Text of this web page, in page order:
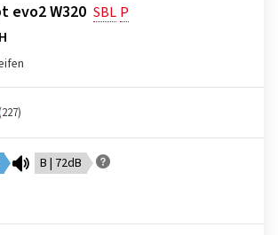
evo2 W320 SBL P
(227)
B | 72dB